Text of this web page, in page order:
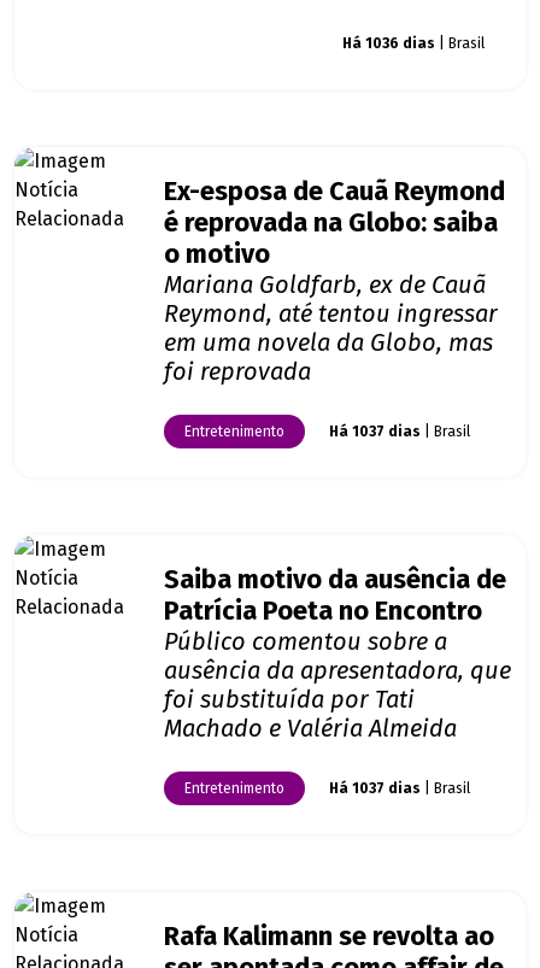
Há 1036 dias | Brasil
Ex-esposa de Cauã Reymond
é reprovada na Globo: saiba
o motivo
Mariana Goldfarb, ex de Cauã
Reymond, até tentou ingressar
em uma novela da Globo, mas
foi reprovada
Entretenimento Há 1037 dias | Brasil
Saiba motivo da ausência de
Patrícia Poeta no Encontro
Público comentou sobre a
ausência da apresentadora, que
foi substituída por Tati
Machado e Valéria Almeida
Entretenimento Há 1037 dias | Brasil
Rafa Kalimann se revolta ao